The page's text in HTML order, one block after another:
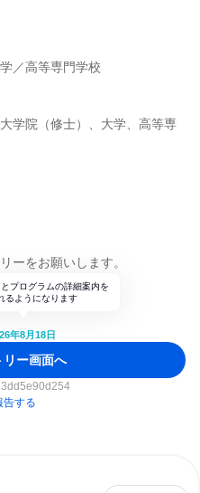
／高等専門学校
学院（修士）、大学、高等専
ーをお願いします。
プログラムの詳細案内を
るようになります
年8月18日
リー画面へ
告する